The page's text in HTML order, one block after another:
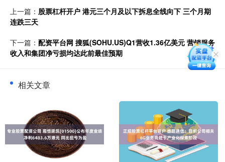
上一篇： 股票杠杆开户 港元三个月及以下拆息全线向下 三个月期
连跌三天
下一篇： 配资平台网 搜狐(SOHU.US)Q1营收1.36亿美元 营销服务
收入和集团净亏损均达此前最佳预期
相关文章